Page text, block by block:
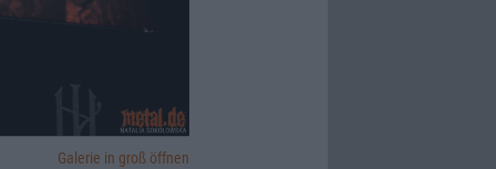
Galerie in groß öffnen